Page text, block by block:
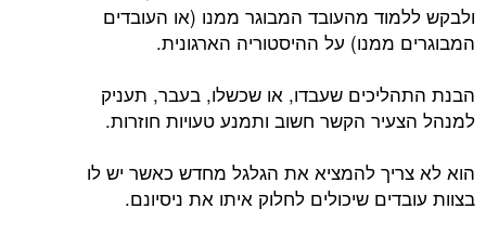
ולבקש ללמוד מהעובד המבוגר ממנו (או העובדים
המבוגרים ממנו) על ההיסטוריה הארגונית.
הבנת התהליכים שעבדו, או שכשלו, בעבר, תעניק
למנהל הצעיר הקשר חשוב ותמנע טעויות חוזרות.
הוא לא צריך להמציא את הגלגל מחדש כאשר יש לו
בצוות עובדים שיכולים לחלוק איתו את ניסיונם.